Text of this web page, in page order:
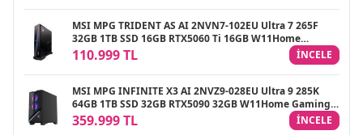
MSI MPG TRIDENT AS AI 2NVN7-102EU Ultra 7 265F
32GB 1TB SSD 16GB RTX5060 Ti 16GB W11Home
Gaming Masaüstü PC
110.999 TL INCELE
MSI MPG INFINITE X3 AI 2NVZ9-028EU Ultra 9 285K
64GB 1TB SSD 32GB RTX5090 32GB W11Home Gaming
Masaüstü PC
359.999 TL INCELE